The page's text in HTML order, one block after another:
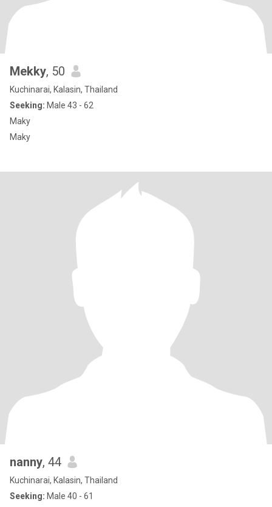
Mekky, 50
Kuchinarai, Kalasin, Thailand
Seeking: Male 43 - 62
Maky
Maky
nanny, 44
Kuchinarai, Kalasin, Thailand
Seeking: Male 40 - 61